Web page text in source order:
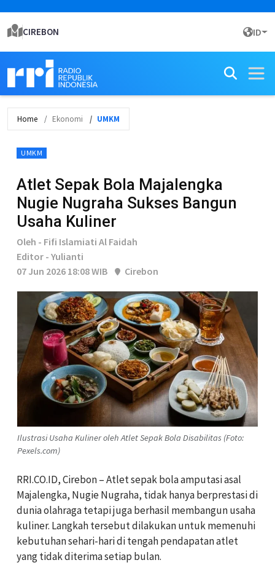
CIREBON ID
Home Ekonomi UMKM
UMKM
Atlet Sepak Bola Majalengka
Nugie Nugraha Sukses Bangun
Usaha Kuliner
Oleh - Fifi Islamiati Al Faidah
Editor - Yulianti
07 Jun 2026 18:08 WIB
Cirebon
Ilustrasi Usaha Kuliner oleh Atlet Sepak Bola Disabilitas (Foto:
Pexels.com)
RRI.CO.ID, Cirebon – Atlet sepak bola amputasi asal
Majalengka, Nugie Nugraha, tidak hanya berprestasi di
dunia olahraga tetapi juga berhasil membangun usaha
kuliner. Langkah tersebut dilakukan untuk memenuhi
kebutuhan sehari-hari di tengah pendapatan atlet
yang tidak diterima setiap bulan.